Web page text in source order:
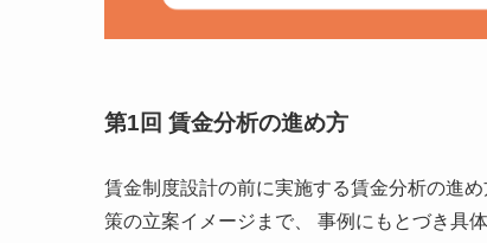
第1回 賃金分析の進め方
賃金制度設計の前に実施する賃金分析の進
策の立案イメージまで、 事例にもとづき具